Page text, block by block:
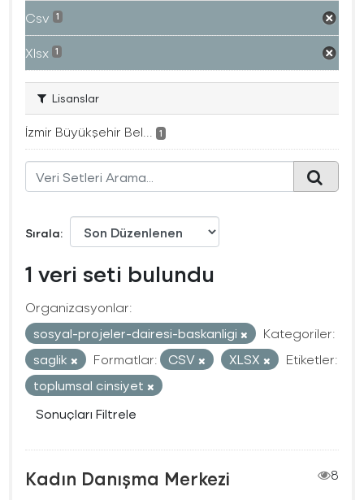
Csv 1
Xlsx 1
Lisanslar
İzmir Büyükşehir Bel... 1
Sırala
1 veri seti bulundu
Organizasyonlar:
sosyal-projeler-dairesi-baskanligi
Kategoriler:
saglik
Formatlar: CSV XLSX
Etiketler:
toplumsal cinsiyet
Sonuçları Filtrele
Kadın Danışma Merkezi
8